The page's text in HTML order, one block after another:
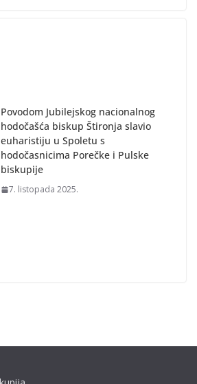
Povodom Jubilejskog nacionalnog
hodočašća biskup Štironja slavio
euharistiju u Spoletu s
hodočasnicima Porečke i Pulske
biskupije
7. listopada 2025.